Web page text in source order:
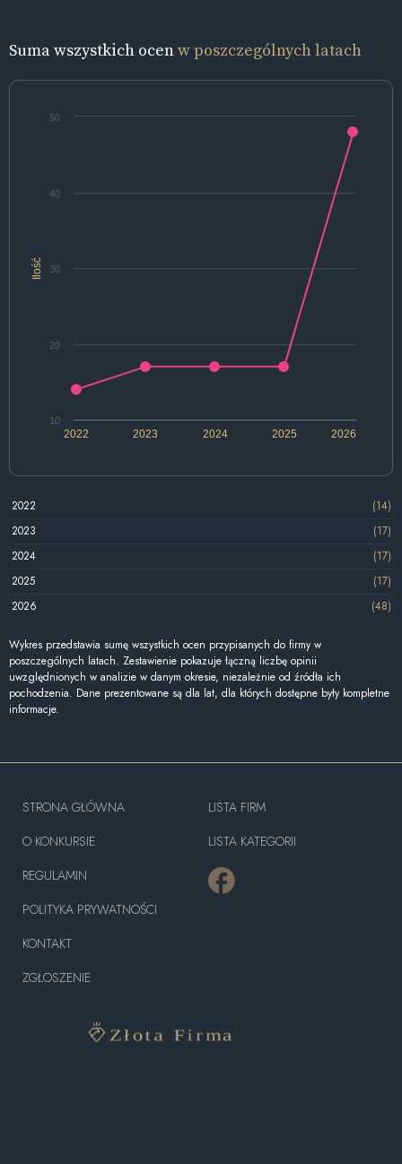
Suma wszystkich ocenw poszczególnych latach
Ilość
2022 2024 2026
2023 2025
10
20
30
40
50
2022
(14)
2023
(17)
2024
(17)
2025
(17)
2026
(48)
Wykres przedstawia sumę wszystkich ocen przypisanych do firmy w
poszczególnych latach. Zestawienie pokazuje łączną liczbę opinii
uwzględnionych w analizie w danym okresie, niezależnie od źródła ich
pochodzenia. Dane prezentowane są dla lat, dla których dostępne były kompletne
informacje.
STRONA GŁÓWNA
O KONKURSIE
REGULAMIN
POLITYKA PRYWATNOŚCI
KONTAKT
ZGŁOSZENIE
LISTA FIRM
LISTA KATEGORII